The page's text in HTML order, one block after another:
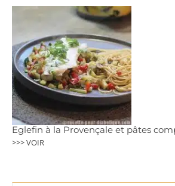
Eglefin à la Provençale et pâtes
>>> VOIR